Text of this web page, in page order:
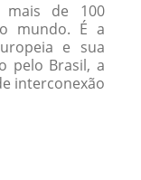
mais de 100
mundo. É a
e sua
pelo Brasil, a
interconexão